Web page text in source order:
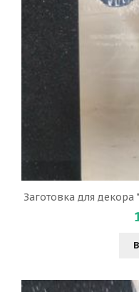
Заготовка для декора